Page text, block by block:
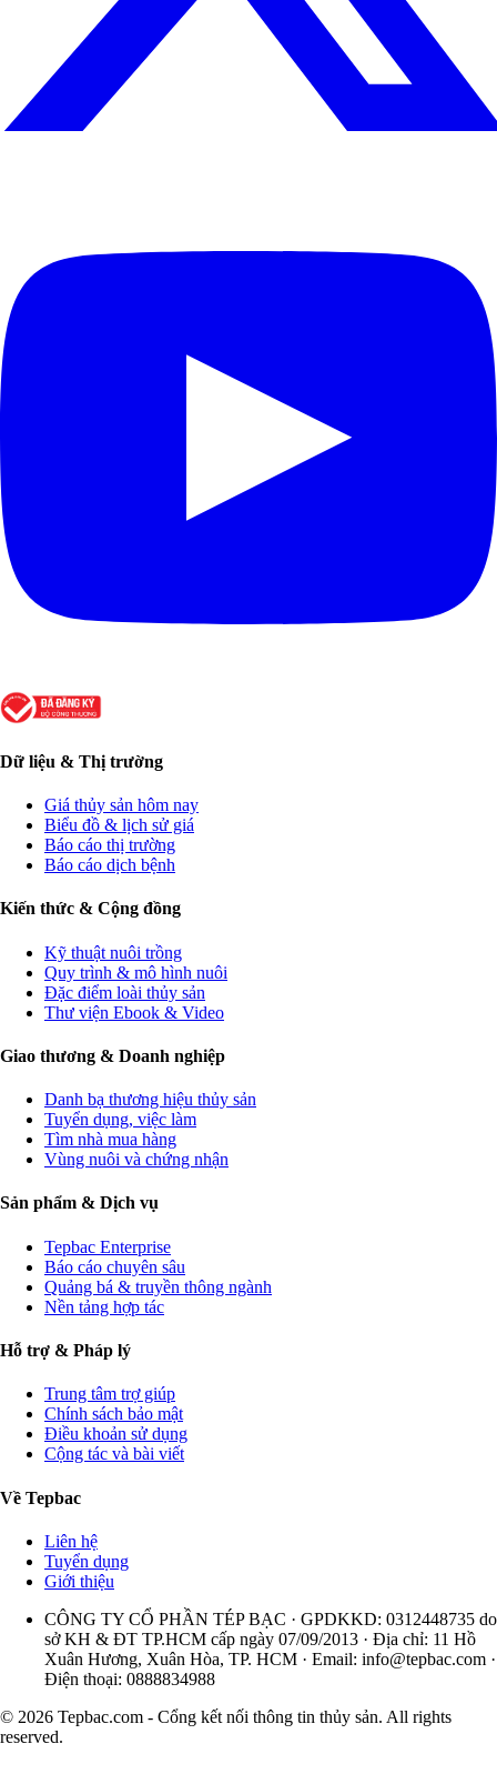
Dữ liệu & Thị trường
Giá thủy sản hôm nay
Biểu đồ & lịch sử giá
Báo cáo thị trường
Báo cáo dịch bệnh
Kiến thức & Cộng đồng
Kỹ thuật nuôi trồng
Quy trình & mô hình nuôi
Đặc điểm loài thủy sản
Thư viện Ebook & Video
Giao thương & Doanh nghiệp
Danh bạ thương hiệu thủy sản
Tuyển dụng, việc làm
Tìm nhà mua hàng
Vùng nuôi và chứng nhận
Sản phẩm & Dịch vụ
Tepbac Enterprise
Báo cáo chuyên sâu
Quảng bá & truyền thông ngành
Nền tảng hợp tác
Hỗ trợ & Pháp lý
Trung tâm trợ giúp
Chính sách bảo mật
Điều khoản sử dụng
Cộng tác và bài viết
Về Tepbac
Liên hệ
Tuyển dụng
Giới thiệu
CÔNG TY CỔ PHẦN TÉP BẠC · GPDKKD: 0312448735 do
sở KH & ĐT TP.HCM cấp ngày 07/09/2013 · Địa chỉ: 11 Hồ
Xuân Hương, Xuân Hòa, TP. HCM · Email: info@tepbac.com ·
Điện thoại: 0888834988
© 2026 Tepbac.com - Cổng kết nối thông tin thủy sản. All rights
reserved.